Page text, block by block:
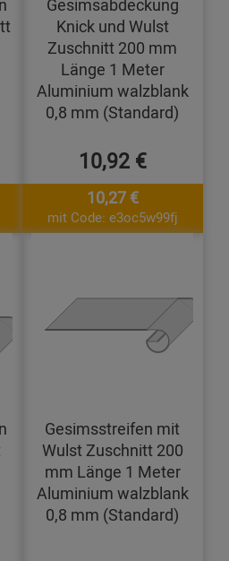
Knick und Wulst
Zuschnitt 200 mm
Länge 1 Meter
Aluminium walzblank
0,8 mm (Standard)
10,92 €
10,27 €
mit Code: e3oc5w99fj
Gesimsstreifen mit
Wulst Zuschnitt 200
mm Länge 1 Meter
Aluminium walzblank
0,8 mm (Standard)